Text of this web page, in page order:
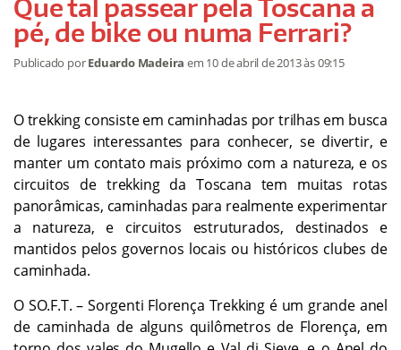
Que tal passear pela Toscana a
pé, de bike ou numa Ferrari?
Publicado porEduardo Madeira em 10 de abril de 2013às 09:15
O trekking consiste em caminhadas por trilhas em busca
de lugares interessantes para conhecer, se divertir, e
manter um contato mais próximo com a natureza, e os
circuitos de trekking da Toscana tem muitas rotas
panorâmicas, caminhadas para realmente experimentar
a natureza, e circuitos estruturados, destinados e
mantidos pelos governos locais ou históricos clubes de
caminhada.
O SO.F.T. – Sorgenti Florença Trekking é um grande anel
de caminhada de alguns quilômetros de Florença, em